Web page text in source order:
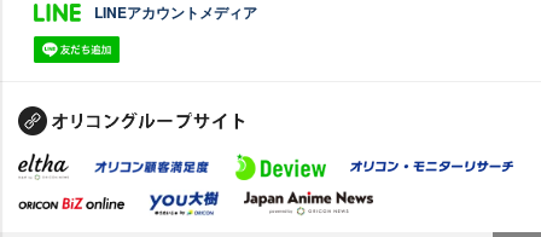
LINEアカウントメディア